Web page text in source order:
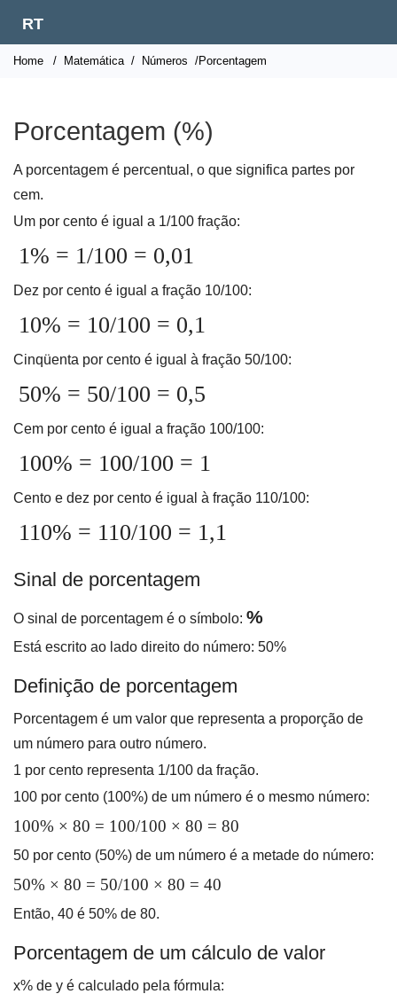
RT
Home / Matemática / Números /Porcentagem
Porcentagem (%)
A porcentagem é percentual, o que significa partes por
cem.
Um por cento é igual a 1/100 fração:
1% = 1/100 = 0,01
Dez por cento é igual a fração 10/100:
10% = 10/100 = 0,1
Cinqüenta por cento é igual à fração 50/100:
50% = 50/100 = 0,5
Cem por cento é igual a fração 100/100:
100% = 100/100 = 1
Cento e dez por cento é igual à fração 110/100:
110% = 110/100 = 1,1
Sinal de porcentagem
O sinal de porcentagem é o símbolo: %
Está escrito ao lado direito do número: 50%
Definição de porcentagem
Porcentagem é um valor que representa a proporção de
um número para outro número.
1 por cento representa 1/100 da fração.
100 por cento (100%) de um número é o mesmo número:
100% × 80 = 100/100 × 80 = 80
50 por cento (50%) de um número é a metade do número:
50% × 80 = 50/100 × 80 = 40
Então, 40 é 50% de 80.
Porcentagem de um cálculo de valor
x% de y é calculado pela fórmula: